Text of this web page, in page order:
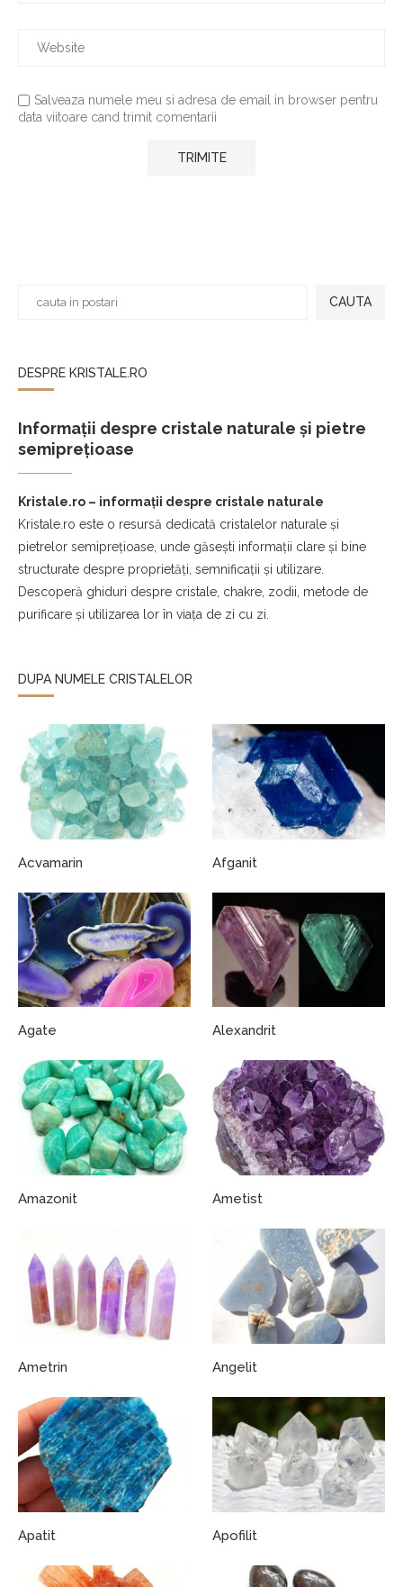
Salveaza numele meu si adresa de email in browser pentru
data viitoare cand trimit comentarii
CAUTA
DESPRE KRISTALE.RO
Informații despre cristale naturale și pietre
semiprețioase
Kristale.ro – informații despre cristale naturale
Kristale.ro este o resursă dedicată cristalelor naturale și
pietrelor semiprețioase, unde găsești informații clare și bine
structurate despre proprietăți, semnificații și utilizare.
Descoperă ghiduri despre cristale, chakre, zodii, metode de
purificare și utilizarea lor în viața de zi cu zi.
DUPA NUMELE CRISTALELOR
Acvamarin Afganit
Agate Alexandrit
Amazonit Ametist
Ametrin Angelit
Apatit Apofilit